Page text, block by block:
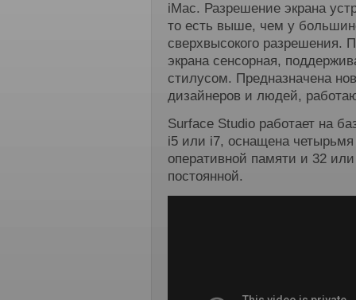
iMac. Разрешение экрана
то есть выше, чем у
сверхвысокого разрешения.
экрана сенсорная,
стилусом. Предназначена
дизайнеров и людей,
Surface Studio работает на
i5 или i7, оснащена
оперативной памяти и 32
постоянной.